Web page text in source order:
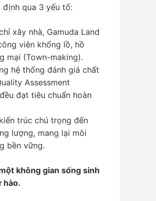
định qua 3 yếu tố:
xây nhà, Gamuda Land
viên khổng lồ, hồ
mại (Town-making).
hệ thống đánh giá chất
Assessment
đạt tiêu chuẩn hoàn
trúc chú trọng đến
lượng, mang lại môi
bền vững.
không gian sống sinh
hào.